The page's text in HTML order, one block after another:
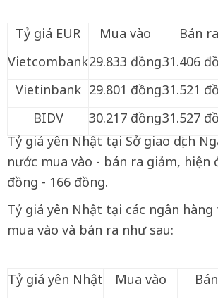
Tỷ giá EUR Mua vào
Bán ra
Vietcombank29.833 đồng31.406
Vietinbank 29.801 đồng31.521
BIDV
30.217 đồng31.527
Tỷ giá yên Nhật tại Sở giao dịch
nước mua vào - bán ra giảm, hiện
đồng - 166 đồng.
Tỷ giá yên Nhật tại các ngân
mua vào và bán ra như sau:
Tỷ giá yên Nhật Mua vào